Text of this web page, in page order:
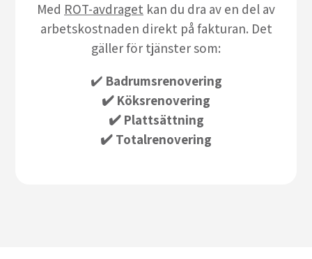
Med ROT-avdraget kan du dra av en del av
arbetskostnaden direkt på fakturan. Det
gäller för tjänster som:
✔️ Badrumsrenovering
✔️ Köksrenovering
✔️ Plattsättning
✔️ Totalrenovering